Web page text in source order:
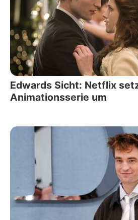
Edwards Sicht: Netflix
Animationsserie um